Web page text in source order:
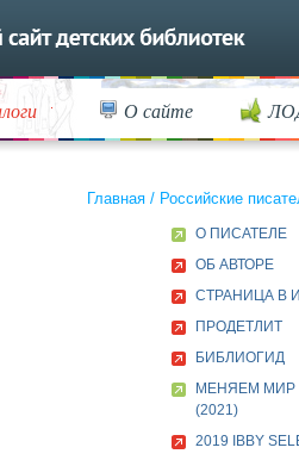
О сайте
Главная / Российские
О ПИСАТЕЛЕ
ОБ АВТОРЕ
СТРАНИЦА В
ПРОДЕТЛИТ
БИБЛИОГИД
МЕНЯЕМ МИР
(2021)
2019 IBBY